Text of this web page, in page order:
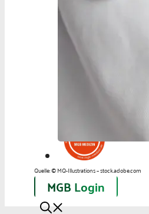
Podcast
Veranstaltungen
MGB Login
Quelle: © MQ-Illustrations – stock.adobe.com